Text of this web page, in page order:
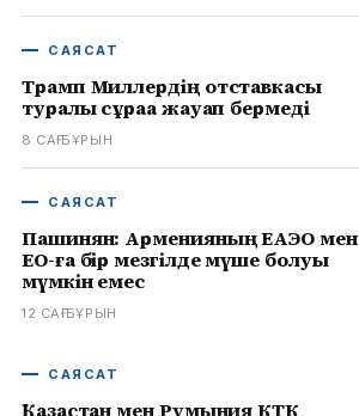
САЯСАТ
Трамп Миллердің отставкасы
туралы сұраққа жауап бермеді
8 САҒ БҰРЫН
САЯСАТ
Пашинян: Арменияның ЕАЭО мен
ЕО-ға бір мезгілде мүше болуы
мүмкін емес
12 САҒ БҰРЫН
САЯСАТ
Қазақстан мен Румыния КТК